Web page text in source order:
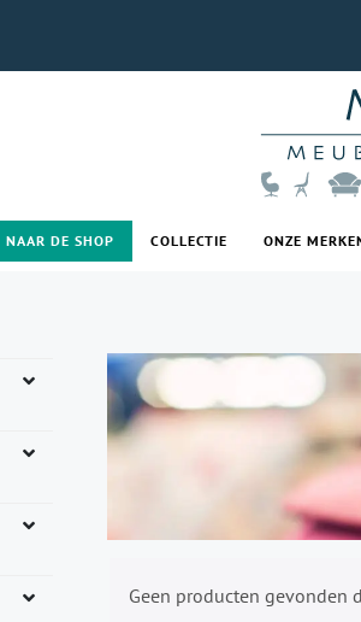
NAAR DE SHOP COLLECTIE ONZE
Geen producten gevonden